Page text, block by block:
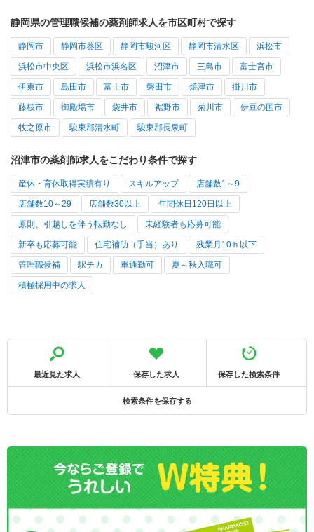
静岡県の管理職候補の薬剤師求人を市区町村で探す
静岡市 静岡市葵区 静岡市駿河区 静岡市清水区 浜松市
浜松市中央区 浜松市浜名区 沼津市 三島市 富士宮市
伊東市 島田市 富士市 磐田市 焼津市 掛川市
藤枝市 御殿場市 袋井市 裾野市 菊川市 伊豆の国市
牧之原市 駿東郡清水町 駿東郡長泉町
沼津市の薬剤師求人をこだわり条件で探す
産休・育休取得実績有り スキルアップ 店舗数1～9
店舗数10～29 店舗数30以上 年間休日120日以上
原則、引越しを伴う転勤なし 未経験者も応募可能
新卒も応募可能 住宅補助（手当）あり 残業月10ｈ以下
管理職候補 駅チカ 車通勤可 夏～秋入職可
積極採用中の求人
最近見た求人 保存した求人 保存した検索条件
検索条件を保存する